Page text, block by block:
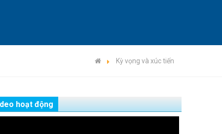
Kỳ vọng và xúc tiến
hoạt động